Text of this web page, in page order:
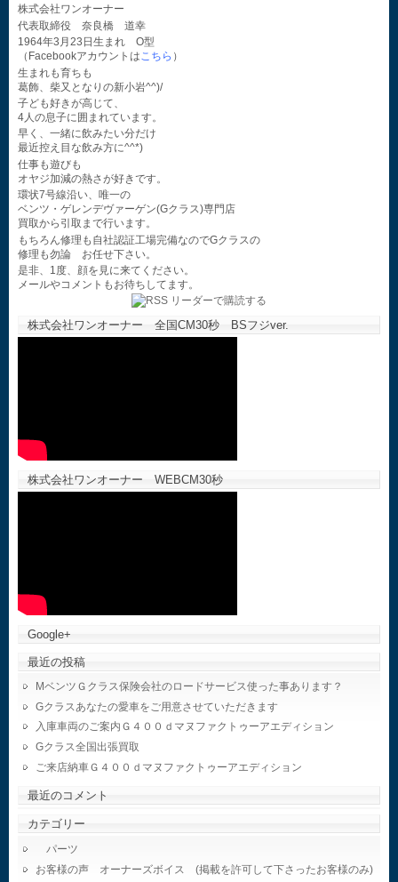
株式会社ワンオーナー
代表取締役 奈良橋 道幸
1964年3月23日生まれ O型
（Facebookアカウントはこちら ）
生まれも育ちも
葛飾、柴又となりの新小岩^^)/
子ども好きが高じて、
4人の息子に囲まれています。
早く、一緒に飲みたい分だけ
最近控え目な飲み方に^^*)
仕事も遊びも
オヤジ加減の熱さが好きです。
環状7号線沿い、唯一の
ベンツ・ゲレンデヴァーゲン(Gクラス)専門店
買取から引取まで行います。
もちろん修理も自社認証工場完備なのでGクラスの
修理も勿論 お任せ下さい。
是非、1度、顔を見に来てください。
メールやコメントもお待ちしてます。
株式会社ワンオーナー 全国CM30秒 BSフジver.
株式会社ワンオーナー WEBCM30秒
Google+
最近の投稿
MベンツＧクラス保険会社のロードサービス使った事あります？
Gクラスあなたの愛車をご用意させていただきます
入庫車両のご案内Ｇ４００ｄマヌファクトゥーアエディション
Gクラス全国出張買取
ご来店納車Ｇ４００ｄマヌファクトゥーアエディション
最近のコメント
カテゴリー
パーツ
お客様の声 オーナーズボイス (掲載を許可して下さったお客様のみ)